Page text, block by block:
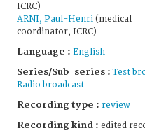
ICRC)
ARNI, Paul-Henri(medical
coordinator, ICRC)
Language : English
Series/Sub-series :Test
Radio broadcast
Recording type : review
Recording kind : edited